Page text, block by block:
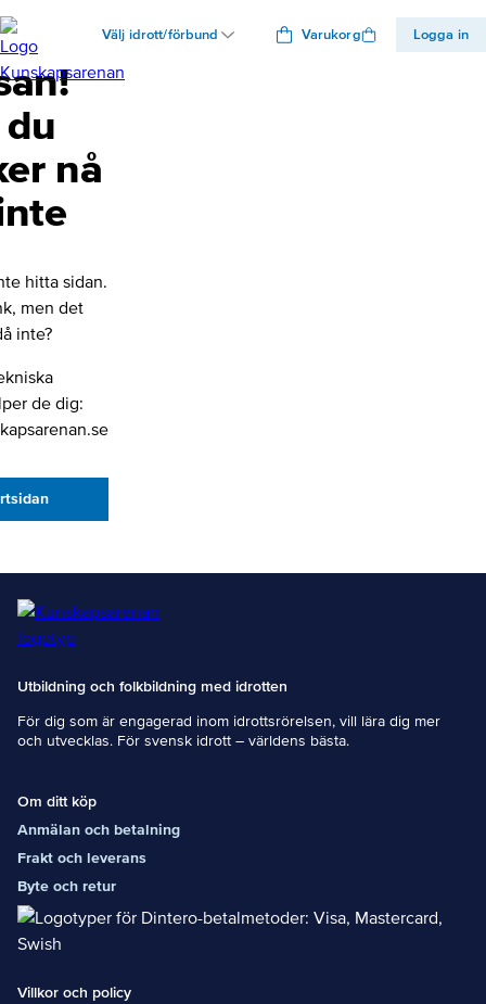
Välj idrott/förbund Varukorg Logga in
nå
hitta sidan.
men det
inte?
de dig:
Utbildning och folkbildning med idrotten
För dig som är engagerad inom idrottsrörelsen, vill lära dig mer
och utvecklas. För svensk idrott – världens bästa.
Om ditt köp
Anmälan och betalning
Frakt och leverans
Byte och retur
Villkor och policy